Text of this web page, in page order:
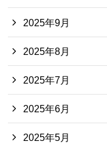
2025年9月
2025年8月
2025年7月
2025年6月
2025年5月